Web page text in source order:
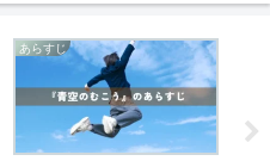
あらすじ